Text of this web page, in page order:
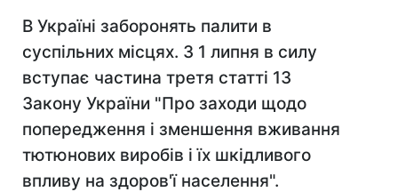
В Україні заборонять палити в
суспільних місцях. З 1 липня в силу
вступає частина третя статті 13
Закону України "Про заходи щодо
попередження і зменшення вживання
тютюнових виробів і їх шкідливого
впливу на здоров'ї населення".